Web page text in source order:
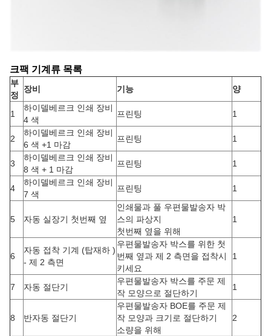
크팩 기계류 목록
부
정
장비 기능 양
1
하이델베르크 인쇄 장비
4 색
프린팅 1
2
하이델베르크 인쇄 장비
6 색 +1 마감
프린팅 1
3
하이델베르크 인쇄 장비
8 색 + 1 마감
프린팅 1
4
하이델베르크 인쇄 장비
7 색
프린팅 1
5 자동 실장기 첫번째 옆
인쇄물과 풀 우편물발송자 박
스의 파상지
첫번째 옆을 위해
1
6
자동 접착 기계 (탑재하 )
- 제 2 측면
우편물발송자 박스를 위한 첫
번째 옆과 제 2 측면을 접착시
키세요
1
7 자동 절단기
우편물발송자 박스를 주문 제
작 모양으로 절단하기
1
8 반자동 절단기
우편물발송자 BOE를 주문 제
작 모양과 크기로 절단하기
소량을 위해
2